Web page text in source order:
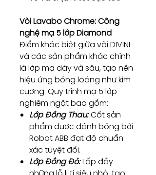
Vòi Lavabo Chrome: Công
nghệ mạ 5 lớp Diamond
Điểm khác biệt giữa vòi DIVINI
và các sản phẩm khác chính
là lớp mạ dày và sâu, tạo nên
hiệu ứng bóng loáng như kim
cương. Quy trình mạ 5 lớp
nghiêm ngặt bao gồm:
Lớp Đồng Thau:Cốt sản
phẩm được đánh bóng bởi
Robot ABB đạt độ chuẩn
xác tuyệt đối.
Lớp Đồng Đỏ:Lấp đầy